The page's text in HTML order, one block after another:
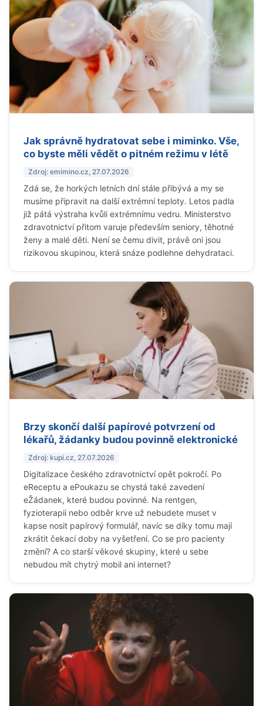
Jak správně hydratovat sebe i miminko. Vše,
co byste měli vědět o pitném režimu v létě
Zdroj: emimino.cz, 27.07.2026
Zdá se, že horkých letních dní stále přibývá a my se
musíme připravit na další extrémní teploty. Letos padla
již pátá výstraha kvůli extrémnímu vedru. Ministerstvo
zdravotnictví přitom varuje především seniory, těhotné
ženy a malé děti. Není se čemu divit, právě oni jsou
rizikovou skupinou, která snáze podlehne dehydrataci.
Brzy skončí další papírové potvrzení od
lékařů, žádanky budou povinně elektronické
Zdroj: kupi.cz, 27.07.2026
Digitalizace českého zdravotnictví opět pokročí. Po
eReceptu a ePoukazu se chystá také zavedení
eŽádanek, které budou povinné. Na rentgen,
fyzioterapii nebo odběr krve už nebudete muset v
kapse nosit papírový formulář, navíc se díky tomu mají
zkrátit čekací doby na vyšetření. Co se pro pacienty
změní? A co starší věkové skupiny, které u sebe
nebudou mít chytrý mobil ani internet?